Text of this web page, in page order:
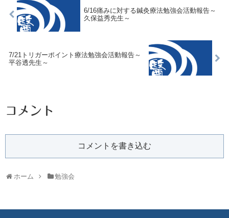
6/16痛みに対する鍼灸療法勉強会活動報告～
久保益秀先生～
7/21トリガーポイント療法勉強会活動報告～
平谷透先生～
コメント
コメントを書き込む
ホーム 勉強会